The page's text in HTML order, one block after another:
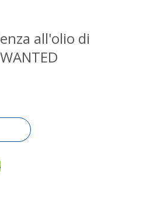
all'olio di